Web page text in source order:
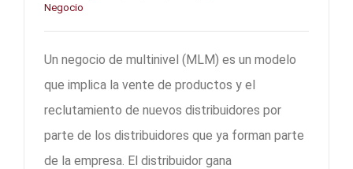
Negocio
Un negocio de multinivel (MLM) es un modelo
que implica la vente de productos y el
reclutamiento de nuevos distribuidores por
parte de los distribuidores que ya forman parte
de la empresa. El distribuidor gana